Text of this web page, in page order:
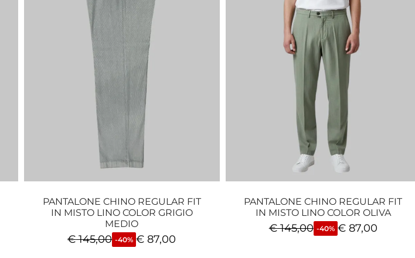
PANTALONE CHINO REGULAR FIT
IN MISTO LINO COLOR GRIGIO
MEDIO
€145,00 -40% € 87,00
PANTALONE CHINO REGULAR FIT
IN MISTO LINO COLOR OLIVA
€145,00 -40% €87,00